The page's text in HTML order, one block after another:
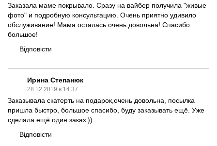
Заказала маме покрывало. Сразу на вайбер получила "живые
фото" и подробную консультацию. Очень приятно удивило
обслуживание! Мама осталась очень довольна! Спасибо
большое!
Відповісти
Ирина Степанюк
28.12.2019 в 14:37
Заказывала скатерть на подарок,очень довольна, посылка
пришла быстро, большое спасибо, буду заказывать ещё. Уже
сделала ещё один заказ )).
Відповісти